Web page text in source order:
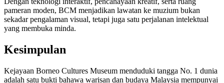
pameran moden, BCM menjadikan lawatan ke muzium bukan
sekadar pengalaman visual, tetapi juga satu perjalanan intelektual
yang membuka minda.
Kesimpulan
Kejayaan Borneo Cultures Museum menduduki tangga No. 1 dunia
adalah satu bukti bahawa warisan dan budaya Malaysia mempunyai